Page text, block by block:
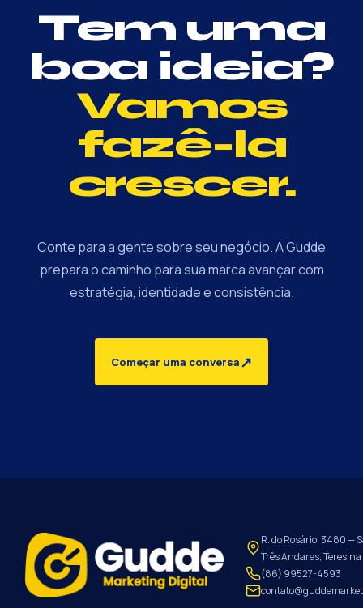
Tem uma
boa ideia?
Vamos
fazê-la
crescer.
Conte para a gente sobre seu negócio. A Gudde
prepara o caminho para sua marca avançar com
estratégia, identidade e consistência.
Começar uma conversa↗
R. do Rosário, 3480 —
Três Andares,
(86) 99527-4593